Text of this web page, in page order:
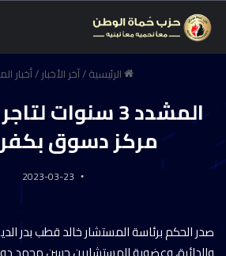
الرئيسية/آخر الأخبار/أخبار
المشدد 3 سنوات
مركز دسوق
2023-03-23
صدر الحكم برئاسة المستشار خالد قطب بدر